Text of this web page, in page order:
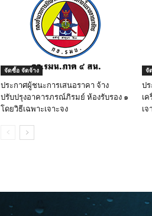
จัดซื้อ จัดจ้าง
ประกาศผู้ชนะการเสนอราคา จ้าง
ปรับปรุงอาคารภรณ์ภิรมย์ ห้องรับรอง ๑
โดยวิธีเฉพาะเจาะจง
จั
ป
เ
เจ